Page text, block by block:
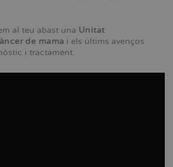
al teu abast una Unitat
de mama i els últims avenços
i tractament.